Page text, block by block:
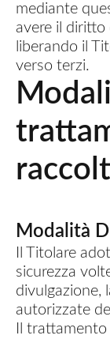
mediante
avere il diritto
liberando il
verso terzi.
Modalità
Il Titolare
sicurezza
divulgazione,
autorizzate
Il